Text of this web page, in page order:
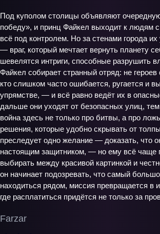
Farzar
Под куполом столицы объявляют
победу», и принц Файкел выходит к людям
всё под контролем. Но за стенами города
— враг, который мечтает вернуть планету
шевелятся интриги, способные разрушить
Файкел собирает странный отряд: не героев
кто слишком часто ошибается, ругается и
упрямстве, — и всё равно ведёт их в
дальше они уходят от безопасных улиц, тем
война здесь не только про битвы, а про
решения, которые удобно скрывать от
преследует одно желание — доказать, что
настоящим защитником, — но ему всё чаще
выбирать между красивой картинкой и
он начинает подозревать, что самый
находиться рядом, миссия превращается в
где расплатиться придётся не только за